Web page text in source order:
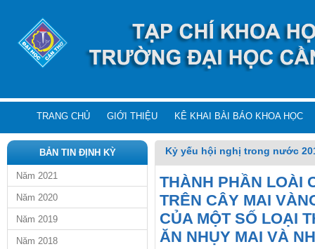
TRANG CHỦ GIỚI THIỆU KÊ KHAI BÀI BÁO KHOA HỌC
BẢN TIN ĐỊNH KỲ
Năm 2021
Năm 2020
Năm 2019
Năm 2018
Kỷ yếu hội nghị trong nước
THÀNH PHẦN LOÀI
TRÊN CÂY MAI
CỦA MỘT SỐ LOẠI
ĂN NHỤY MAI VÀ